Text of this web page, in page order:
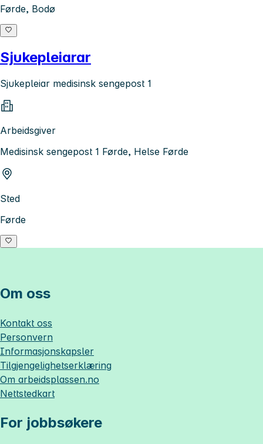
Førde, Bodø
Sjukepleiarar
Sjukepleiar medisinsk sengepost 1
Arbeidsgiver
Medisinsk sengepost 1 Førde, Helse Førde
Sted
Førde
Om oss
Kontakt oss
Personvern
Informasjonskapsler
Tilgjengelighetserklæring
Om arbeidsplassen.no
Nettstedkart
For jobbsøkere